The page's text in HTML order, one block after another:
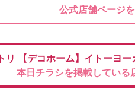
公式店舗ページを
リ 【デコホーム】イトーヨ
本日チラシを掲載している